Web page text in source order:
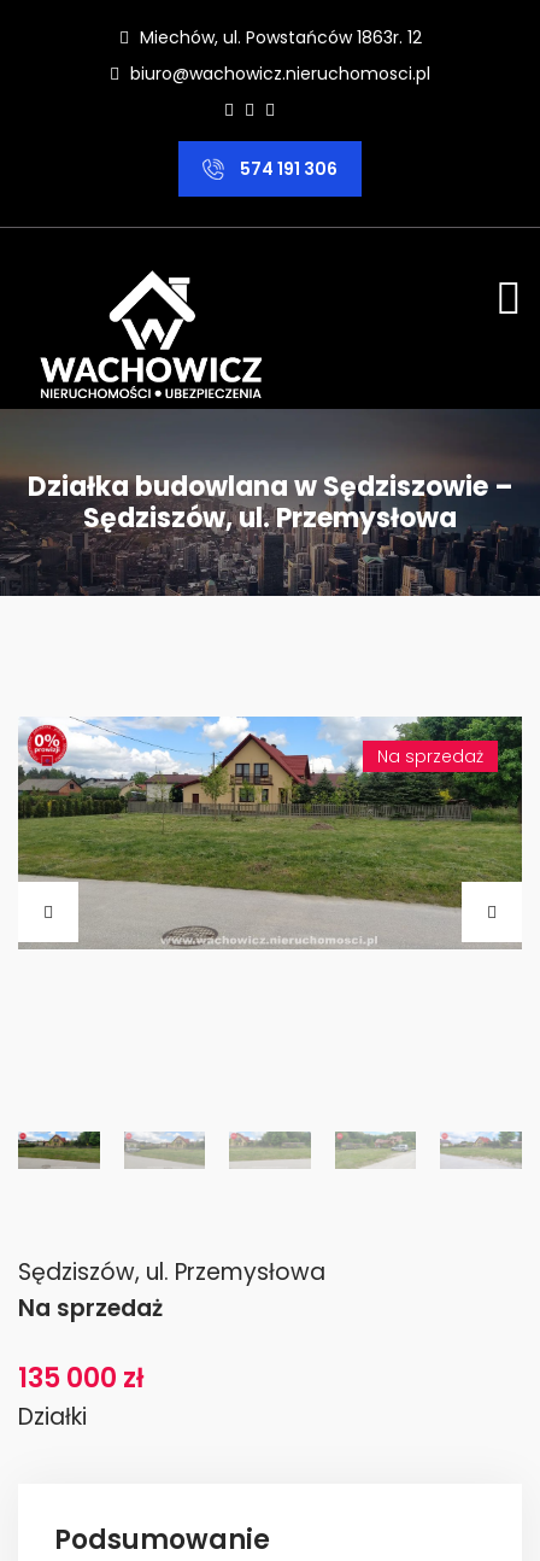
Miechów, ul. Powstańców 1863r. 12
biuro@wachowicz.nieruchomosci.pl
574 191 306
Działka budowlana w Sędziszowie –
Sędziszów, ul. Przemysłowa
Na sprzedaż
Sędziszów, ul. Przemysłowa
Na sprzedaż
135 000 zł
Działki
Podsumowanie